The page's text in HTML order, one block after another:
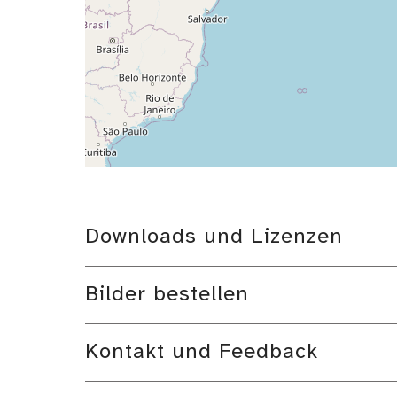
Downloads und Lizenzen
Bilder bestellen
Kontakt und Feedback